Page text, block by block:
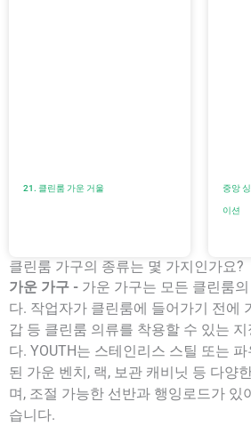
21. 클린룸 가운 거울
중앙
이션
클린룸 가구의 종류는 몇 가지인가요?
가운 가구 - 가운 가구는 모든 클린룸
다. 작업자가 클린룸에 들어가기 전에
갑 등 클린룸 의류를 착용할 수 있는
다. YOUTH는 스테인리스 스틸 또는
된 가운 벤치, 랙, 보관 캐비닛 등 다양
며, 조절 가능한 선반과 행잉로드가 있
습니다.